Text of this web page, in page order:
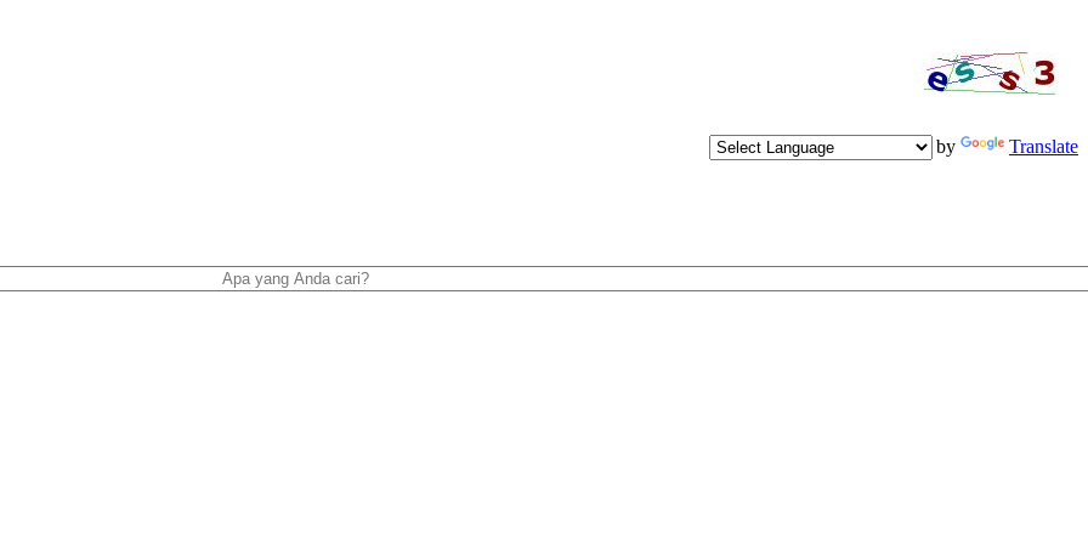
Powered by Translate